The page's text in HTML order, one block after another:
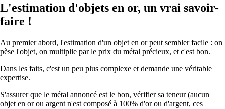
L'estimation d'objets en or, un vrai savoir-
faire !
Au premier abord, l'estimation d'un objet en or peut sembler facile : on
pèse l'objet, on multiplie par le prix du métal précieux, et c'est bon.
Dans les faits, c'est un peu plus complexe et demande une véritable
expertise.
S'assurer que le métal annoncé est le bon, vérifier sa teneur (aucun
objet en or ou argent n'est composé à 100% d'or ou d'argent, ces